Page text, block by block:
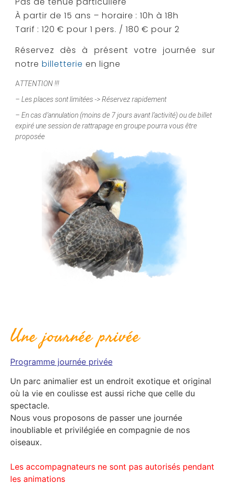
À partir de 15 ans – horaire : 10h à 18h
Tarif : 120 € pour 1 pers. / 180 € pour 2
Réservez dès à présent votre journée sur
notre billetterie en ligne
ATTENTION !!!
– Les places sont limitées -> Réservez rapidement
– En cas d’annulation (moins de 7 jours avant l’activité) ou de billet
expiré une session de rattrapage en groupe pourra vous être
proposée
Une journée privée
Programme journée privée
Un parc animalier est un endroit exotique et original
où la vie en coulisse est aussi riche que celle du
spectacle.
Nous vous proposons de passer une journée
inoubliable et privilégiée en compagnie de nos
oiseaux.
Les accompagnateurs ne sont pas autorisés pendant
les animations